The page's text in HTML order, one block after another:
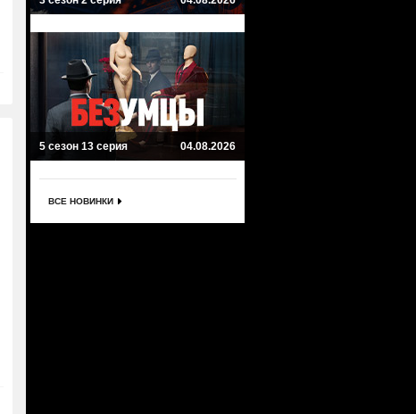
5 сезон 13 серия 04.08.2026
ВСЕ НОВИНКИ